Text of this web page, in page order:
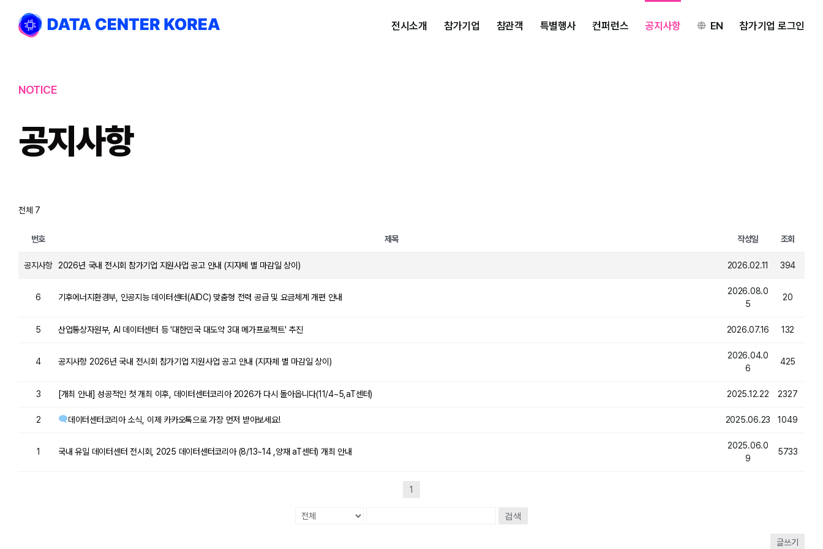
content
전시소개 참가기업 참관객 특별행사 컨퍼런스 공지사항 EN 참가기업 로그인
NOTICE
공지사항
전체 7
번호 제목 작성일 조회
공지사항 2026년 국내 전시회 참가기업 지원사업 공고 안내 (지자체 별 마감일 상이) 2026.02.11 394
6 기후에너지환경부, 인공지능 데이터센터(AIDC) 맞춤형 전력 공급 및 요금체계 개편 안내
2026.08.0
5
20
5 산업통상자원부, AI 데이터센터 등 '대한민국 대도약 3대 메가프로젝트' 추진 2026.07.16 132
4 공지사항 2026년 국내 전시회 참가기업 지원사업 공고 안내 (지자체 별 마감일 상이)
2026.04.0
6
425
3 [개최 안내] 성공적인 첫 개최 이후, 데이터센터코리아 2026가 다시 돌아옵니다(11/4~5,aT센터) 2025.12.22 2327
2 데이터센터코리아 소식, 이제 카카오톡으로 가장 먼저 받아보세요! 2025.06.23 1049
1 국내 유일 데이터센터 전시회, 2025 데이터센터코리아 (8/13~14 ,양재 aT센터) 개최 안내
2025.06.0
9
5733
1
검색
글쓰기